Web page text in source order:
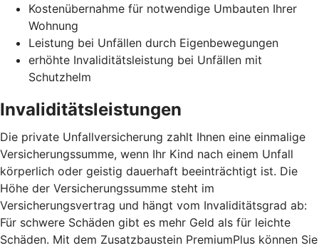
Kostenübernahme für notwendige Umbauten Ihrer
Wohnung
Leistung bei Unfällen durch Eigenbewegungen
erhöhte Invaliditätsleistung bei Unfällen mit
Schutzhelm
Invaliditätsleistungen
Die private Unfallversicherung zahlt Ihnen eine einmalige
Versicherungssumme, wenn Ihr Kind nach einem Unfall
körperlich oder geistig dauerhaft beeinträchtigt ist. Die
Höhe der Versicherungssumme steht im
Versicherungsvertrag und hängt vom Invaliditätsgrad ab:
Für schwere Schäden gibt es mehr Geld als für leichte
Schäden. Mit dem Zusatzbaustein PremiumPlus können Sie